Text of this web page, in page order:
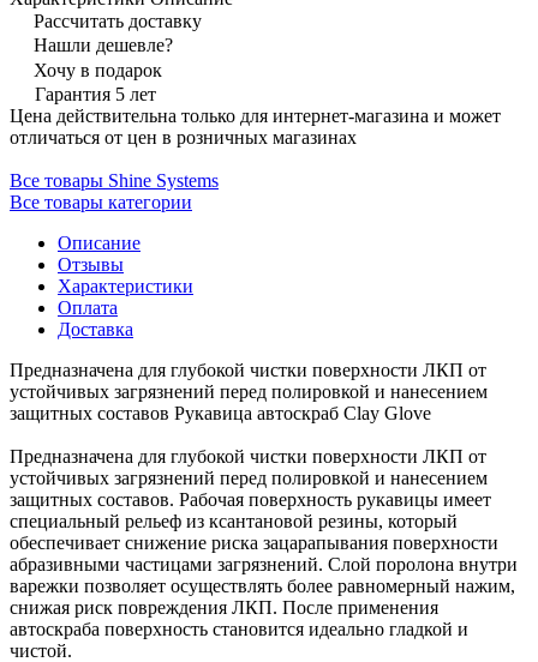
Рассчитать доставку
Нашли дешевле?
Хочу в подарок
Гарантия 5 лет
Цена действительна только для интернет-магазина и может
отличаться от цен в розничных магазинах
Все товары Shine Systems
Все товары категории
Описание
Отзывы
Характеристики
Оплата
Доставка
Предназначена для глубокой чистки поверхности ЛКП от
устойчивых загрязнений перед полировкой и нанесением
защитных составов Рукавица автоскраб Clay Glove
Предназначена для глубокой чистки поверхности ЛКП от
устойчивых загрязнений перед полировкой и нанесением
защитных составов. Рабочая поверхность рукавицы имеет
специальный рельеф из ксантановой резины, который
обеспечивает снижение риска зацарапывания поверхности
абразивными частицами загрязнений. Слой поролона внутри
варежки позволяет осуществлять более равномерный нажим,
снижая риск повреждения ЛКП. После применения
автоскраба поверхность становится идеально гладкой и
чистой.